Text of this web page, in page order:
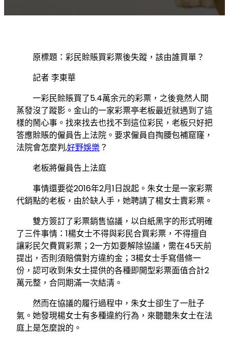
原標題：彩民賒賬買彩票後失蹤，該由誰買單？
記者 李東華
一彩民賒賬買了5.4萬余元的彩票，之後竟然人間
蒸發沒了蹤影。金山的一家彩票亭老板最近就遇到了這
樣的鬧心事。找來找去也找不到這位彩民，老板只好把
答應賒賬的僱員告上法院。要求僱員自掏腰包補窟窿，
法院會怎麼判,好野娛樂？
老板將僱員告上法庭
事情還要從2016年2月1日說起。朱女士是一家彩票
代銷點的老板，由於缺人手，她聘請了楊女士賣彩票。
雙方簽訂了彩票銷售協議，以白紙黑字的形式明確
了三件事情：1楊女士不得與彩民合買彩票，不得擅自
讓彩民欠費買彩票；2一方如要解除協議，需在45天前
提出，否則須賠償對方違約金；3楊女士手寫借條一
份，認可收到朱女士提供的各種即開型彩票面值合計2
萬元整，合同期滿一次結清。
然而在協議的履行過程中，朱女士卻生了一肚子
氣。她發現楊女士有多種違約行為，來聽聽朱女士在法
庭上是怎麼說的。